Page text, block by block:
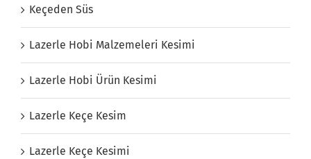
Keçeden Süs
Lazerle Hobi Malzemeleri Kesimi
Lazerle Hobi Ürün Kesimi
Lazerle Keçe Kesim
Lazerle Keçe Kesimi